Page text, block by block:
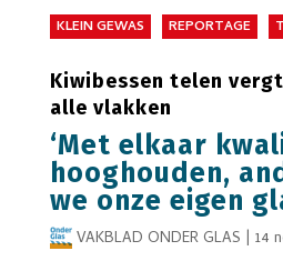
KLEIN GEWAS REPORTAGE
Kiwibessen telen
alle vlakken
‘Met elkaar
hooghouden,
we onze eigen
VAKBLAD ONDER GLAS | 14